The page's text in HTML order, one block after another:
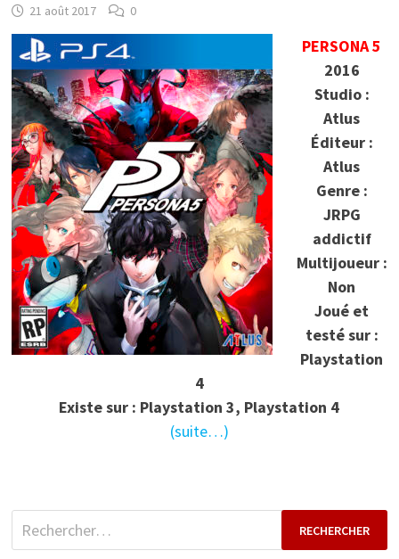
21 août 2017 0
PERSONA 5
2016
Studio :
Atlus
Éditeur :
Atlus
Genre :
JRPG
addictif
Multijoueur :
Non
Joué et
testé sur :
Playstation
4
Existe sur : Playstation 3, Playstation 4
(suite…)
Rechercher :